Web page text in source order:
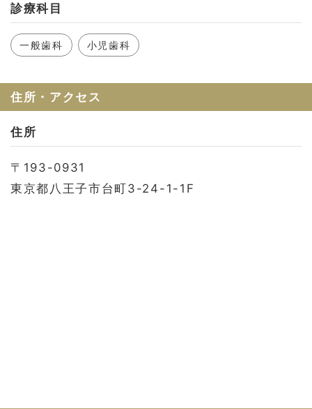
セルフチェック
診療科目
一般歯科 小児歯科
住所・アクセス
住所
〒193-0931
東京都八王子市台町3-24-1-1F